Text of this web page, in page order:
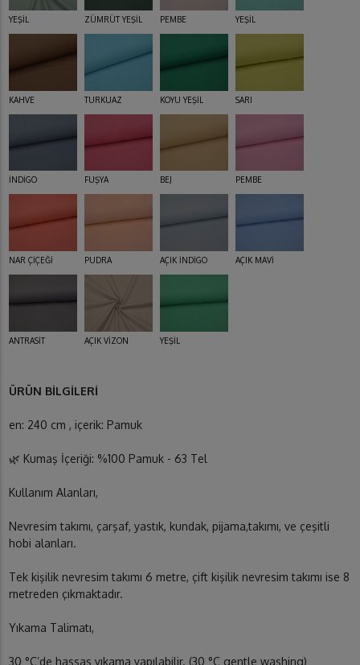
YEŞİL ZÜMRÜT YEŞİL PEMBE YEŞİL
KAHVE TURKUAZ KOYU YEŞİL SARI
İNDİGO FUŞYA BEJ PEMBE
NAR ÇİÇEĞİ PUDRA AÇIK İNDİGO AÇIK MAVİ
ANTRASİT AÇIK VİZON YEŞİL
ÜRÜN BİLGİLERİ
en: 240 cm , içerik: Pamuk
🌿 Kumaş İçeriği: %100 Pamuk - 63 Tel
Kullanım Alanları,
Nevresim takımı, çarşaf, yastık, kundak, pijama,takımı, ve çeşitli
hobi alanları.
Tek kişilik nevresim takımı 6 metre, çift kişilik nevresim takımı ise 8
metreden çıkmaktadır.
Yıkama Talimatı,
30 °C’de hassas yıkama yapılabilir. (30 °C gentle washing)